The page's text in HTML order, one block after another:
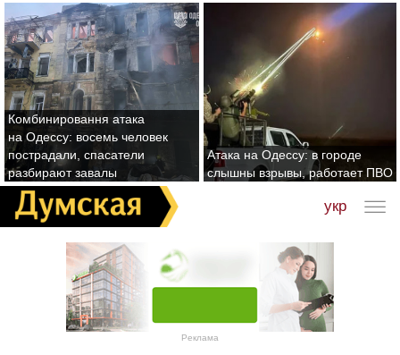
Комбинировання атака
на Одессу: восемь человек
пострадали, спасатели
разбирают завалы
Атака на Одессу: в городе
слышны взрывы, работает ПВО
укр
Реклама